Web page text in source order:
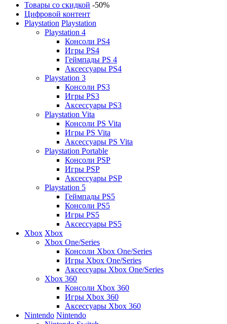
Товары со скидкой -50%
Цифровой контент
Playstation Playstation
Playstation 4
Консоли PS4
Игры PS4
Геймпады PS 4
Аксессуары PS4
Playstation 3
Консоли PS3
Игры PS3
Аксессуары PS3
Playstation Vita
Консоли PS Vita
Игры PS Vita
Аксессуары PS Vita
Playstation Portable
Консоли PSP
Игры PSP
Аксессуары PSP
Playstation 5
Геймпады PS5
Консоли PS5
Игры PS5
Аксессуары PS5
Xbox Xbox
Xbox One/Series
Консоли Xbox One/Series
Игры Xbox One/Series
Аксессуары Xbox One/Series
Xbox 360
Консоли Xbox 360
Игры Xbox 360
Аксессуары Xbox 360
Nintendo Nintendo